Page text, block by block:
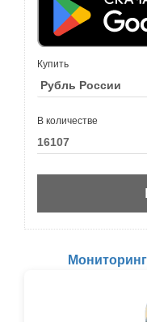
Купить
В количестве